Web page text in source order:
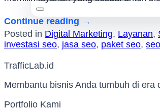
for:
Continue reading →
Posted in Digital Marketing, Layanan,
investasi seo, jasa seo, paket seo,
TrafficLab.id
Membantu bisnis Anda tumbuh di
Portfolio Kami